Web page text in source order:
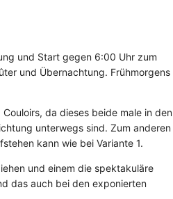
und Start gegen 6:00 Uhr zum
und Übernachtung. Frühmorgens
da dieses beide male in den
unterwegs sind. Zum anderen
kann wie bei Variante 1.
und einem die spektakuläre
das auch bei den exponierten